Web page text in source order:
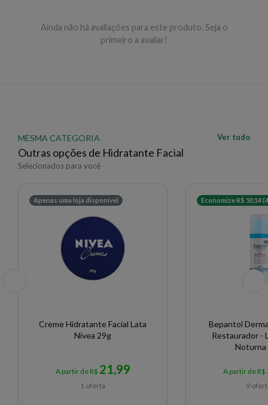
Ainda não há avaliações para este produto. Seja o
primeiro a avaliar!
MESMA CATEGORIA
Outras opções de Hidratante Facial
Selecionados para você
Ver tudo
Apenas uma loja disponível
Creme Hidratante Facial Lata
Nivea 29g
A partir de R$ 21,99
1 oferta
Economize R$ 50,14
Bepantol
Restaurador -
Noturna
A partir de R$
9